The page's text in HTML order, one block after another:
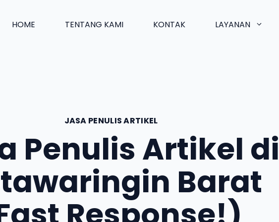
HOME TENTANG KAMI KONTAK LAYANAN
JASA PENULIS ARTIKEL
Penulis Artikel di
Barat